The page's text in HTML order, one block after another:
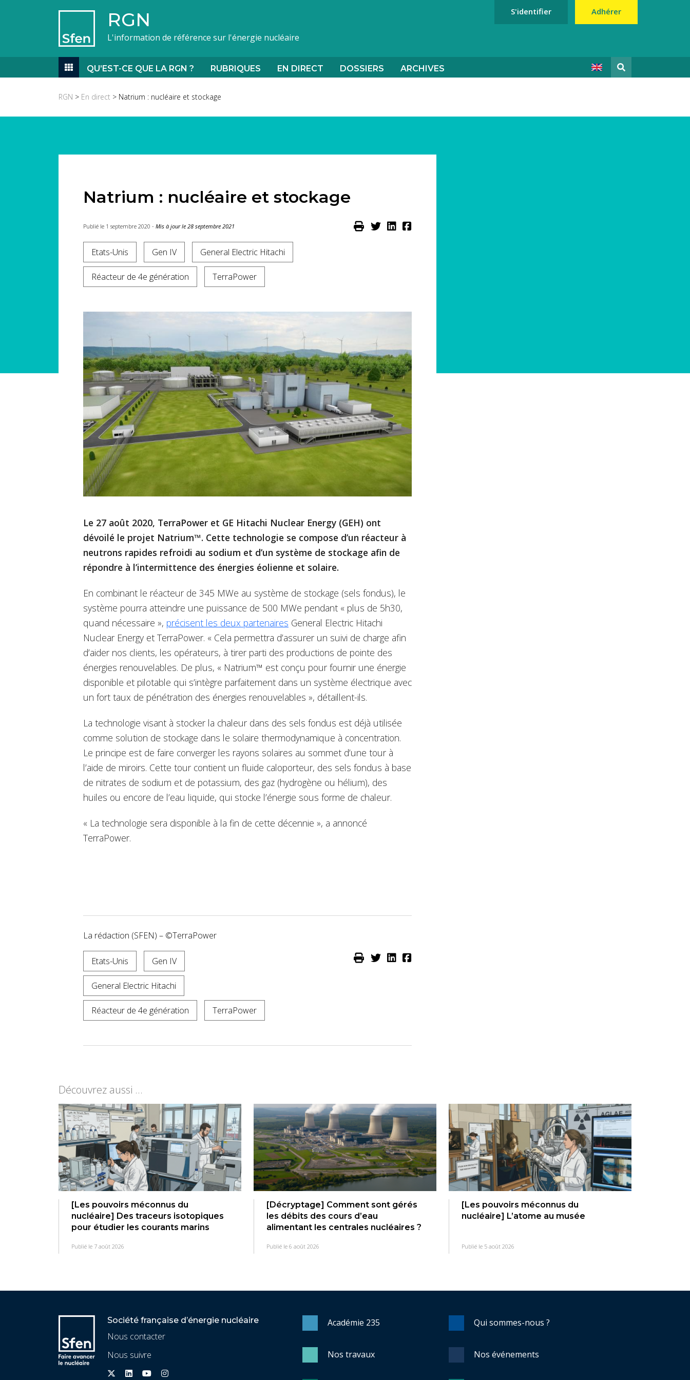
RGN
L'information de référence sur l'énergie nucléaire
S'identifier Adhérer
QU’EST-CE QUE LA RGN ? RUBRIQUES EN DIRECT DOSSIERS ARCHIVES
RGN > En direct > Natrium : nucléaire et stockage
Natrium : nucléaire et stockage
Publié le 1 septembre 2020 - Mis à jour le 28 septembre 2021
Etats-Unis Gen IV General Electric Hitachi
Réacteur de 4e génération TerraPower
Le 27 août 2020, TerraPower et GE Hitachi Nuclear Energy (GEH) ont
dévoilé le projet Natrium™. Cette technologie se compose d’un réacteur à
neutrons rapides refroidi au sodium et d’un système de stockage afin de
répondre à l’intermittence des énergies éolienne et solaire.
En combinant le réacteur de 345 MWe au système de stockage (sels fondus), le
système pourra atteindre une puissance de 500 MWe pendant « plus de 5h30,
quand nécessaire », précisent les deux partenaires General Electric Hitachi
Nuclear Energy et TerraPower. « Cela permettra d’assurer un suivi de charge afin
d’aider nos clients, les opérateurs, à tirer parti des productions de pointe des
énergies renouvelables. De plus, « Natrium™ est conçu pour fournir une énergie
disponible et pilotable qui s’intègre parfaitement dans un système électrique avec
un fort taux de pénétration des énergies renouvelables », détaillent-ils.
La technologie visant à stocker la chaleur dans des sels fondus est déjà utilisée
comme solution de stockage dans le solaire thermodynamique à concentration.
Le principe est de faire converger les rayons solaires au sommet d’une tour à
l’aide de miroirs. Cette tour contient un fluide caloporteur, des sels fondus à base
de nitrates de sodium et de potassium, des gaz (hydrogène ou hélium), des
huiles ou encore de l’eau liquide, qui stocke l’énergie sous forme de chaleur.
« La technologie sera disponible à la fin de cette décennie », a annoncé
TerraPower.
La rédaction (SFEN) – ©TerraPower
Etats-Unis Gen IV
General Electric Hitachi
Réacteur de 4e génération TerraPower
Découvrez aussi ...
[Les pouvoirs méconnus du
nucléaire] Des traceurs isotopiques
pour étudier les courants marins
Publié le 7 août 2026
[Décryptage] Comment sont gérés
les débits des cours d’eau
alimentant les centrales nucléaires ?
Publié le 6 août 2026
[Les pouvoirs méconnus du
nucléaire] L’atome au musée
Publié le 5 août 2026
Société française d’énergie nucléaire
Nous contacter
Nous suivre
Académie 235 Qui sommes-nous ?
Nos travaux Nos événements